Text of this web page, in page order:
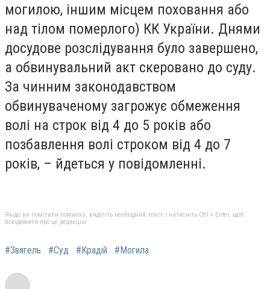
могилою, іншим місцем поховання або
над тілом померлого) КК України. Днями
досудове розслідування було завершено,
а обвинувальний акт скеровано до суду.
За чинним законодавством
обвинуваченому загрожує обмеження
волі на строк від 4 до 5 років або
позбавлення волі строком від 4 до 7
років, – йдеться у повідомленні.
Якщо ви помітили помилку, виділіть необхідний текст і натисніть Ctrl + Enter, щоб
повідомити про це редакцію
#Звягель #Суд #Крадій #Могила